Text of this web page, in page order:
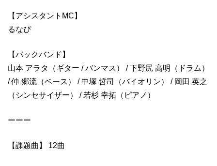
【アシスタントMC】
るなぴ
【バックバンド】
山本 アラタ（ギター / バンマス） / 下野尻 高明（ドラム）
/ 仲 郷流（ベース） / 中塚 哲司（バイオリン） / 岡田 英之
（シンセサイザー） / 若杉 幸拓（ピアノ）
ーーー
【課題曲】 12曲